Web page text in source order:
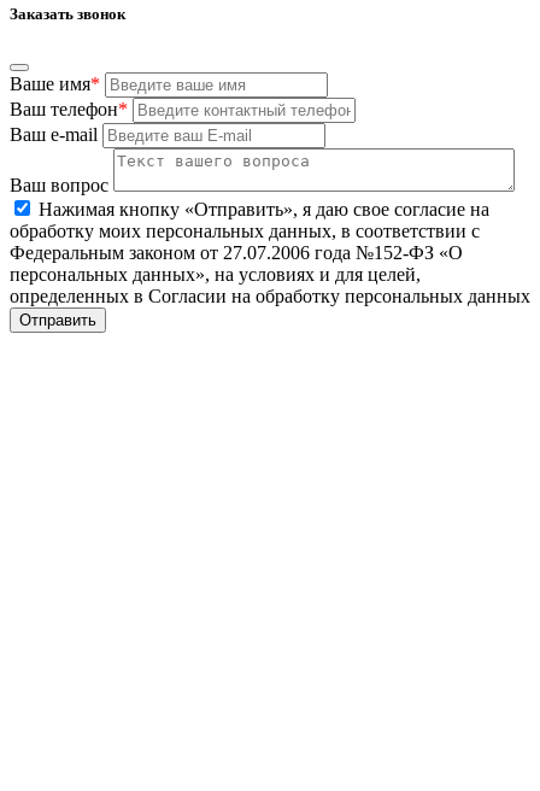
Заказать звонок
Ваше имя*
Ваш телефон*
Ваш e-mail
Ваш вопрос
Нажимая кнопку «Отправить», я даю свое согласие на
обработку моих персональных данных, в соответствии с
Федеральным законом от 27.07.2006 года №152-ФЗ «О
персональных данных», на условиях и для целей,
определенных в Согласии на обработку персональных данных
Отправить